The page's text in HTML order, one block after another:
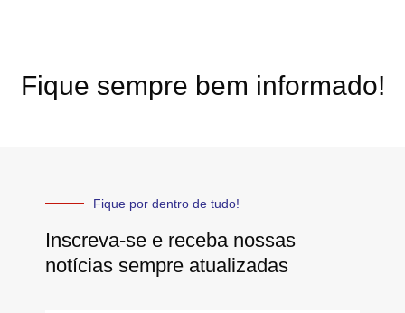
Fique sempre bem informado!
Fique por dentro de tudo!
Inscreva-se e receba nossas
notícias sempre atualizadas